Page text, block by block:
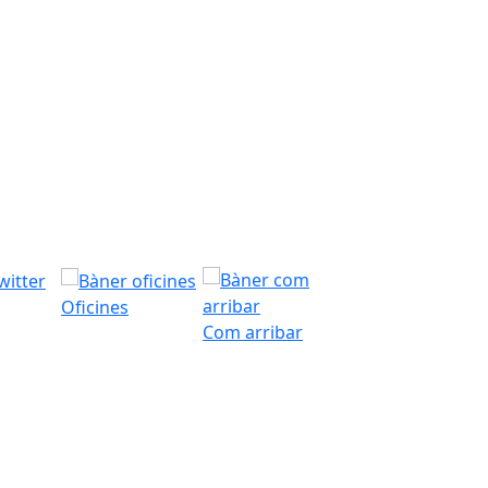
Oficines
Com arribar